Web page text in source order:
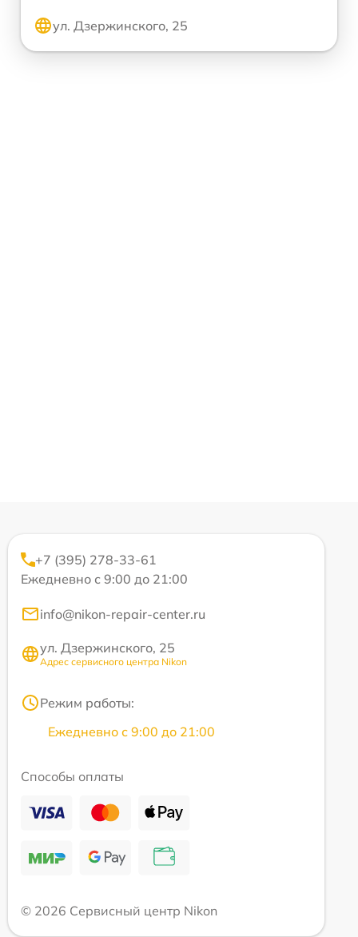
ул. Дзержинского, 25
+7 (395) 278-33-61
Ежедневно с 9:00 до 21:00
info@nikon-repair-center.ru
ул. Дзержинского, 25
Адрес сервисного центра Nikon
Режим работы:
Ежедневно с 9:00 до 21:00
Способы оплаты
© 2026 Сервисный центр Nikon